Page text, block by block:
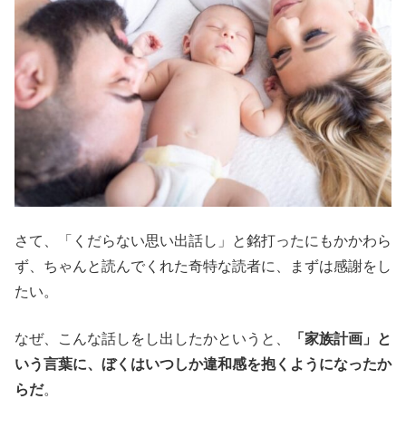
さて、「くだらない思い出話し」と銘打ったにもかかわら
ず、ちゃんと読んでくれた奇特な読者に、まずは感謝をし
たい。
なぜ、こんな話しをし出したかというと、
「家族計画」と
いう言葉に、ぼくはいつしか違和感を抱くようになったか
らだ。